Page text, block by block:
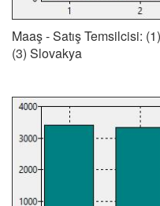
Maaş - Satış Temsilcisi:
(3) Slovakya